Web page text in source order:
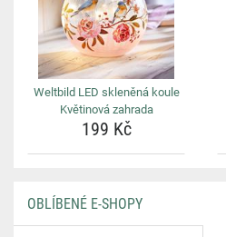
Weltbild LED skleněná koule
Květinová zahrada
199 Kč
OBLÍBENÉ E-SHOPY